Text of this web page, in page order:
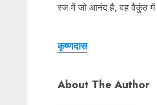
रज में जो आनंद है, वह वैकुंठ में
कृष्णदास
About The Author